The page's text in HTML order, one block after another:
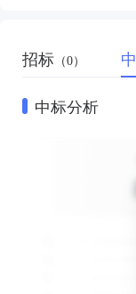
招标 （0）
中标分析